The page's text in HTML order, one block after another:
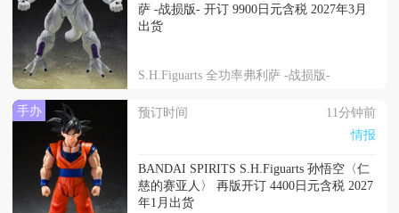
萨 -战损版- 开订 9900日元含税 2027年3月
出货
S.H.Figuarts 全功率弗利萨 -战损版-
手办 预订时间
11分钟前
情报
BANDAI SPIRITS S.H.Figuarts 孙悟空〈仁
慈的赛亚人〉 再版开订 4400日元含税 2027
年1月出货